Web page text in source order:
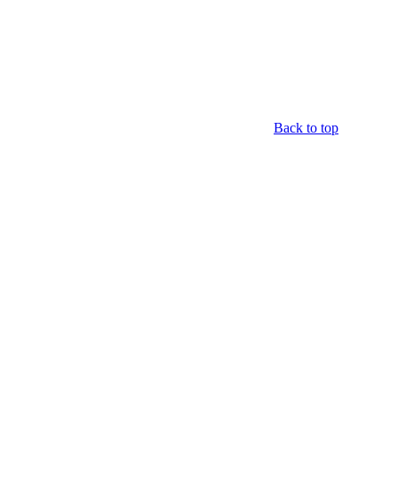
Back to top